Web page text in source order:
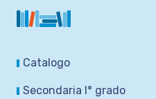
Catalogo
Secondaria I° grado